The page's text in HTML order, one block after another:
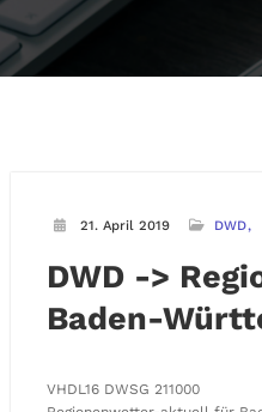
21. April 2019 DWD
DWD ->
Baden-
VHDL16 DWSG 211000